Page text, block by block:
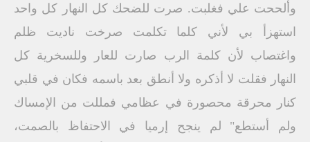
وألححت علي فغلبت. صرت للضحك كل النهار كل واحد
استهزأ بي لأني كلما تكلمت صرخت ناديت ظلم
واغتصاب لأن كلمة الرب صارت للعار وللسخرية كل
النهار فقلت لا أذكره ولا أنطق بعد باسمه فكان في قلبي
كنار محرقة محصورة في عظامي فمللت من الإمساك
ولم أستطع" لم ينجح إرميا في الاحتفاظ بالصمت،